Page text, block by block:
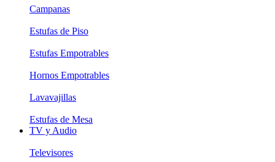
Campanas
Estufas de Piso
Estufas Empotrables
Hornos Empotrables
Lavavajillas
Estufas de Mesa
TV y Audio
Televisores